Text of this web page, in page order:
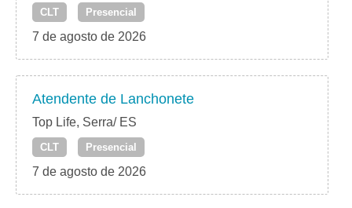
CLT Presencial
7 de agosto de 2026
Atendente de Lanchonete
Top Life, Serra/ ES
CLT Presencial
7 de agosto de 2026